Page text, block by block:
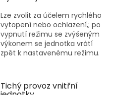
Lze zvolit za účelem rychlého
vytopení nebo ochlazení,; po
vypnutí režimu se zvýšeným
výkonem se jednotka vrátí
zpět k nastavenému režimu.
Tichý provoz vnitřní